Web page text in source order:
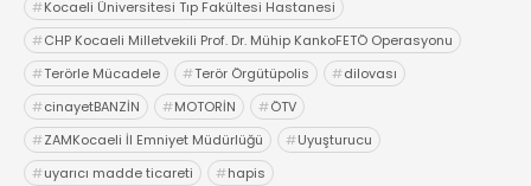
#Kocaeli Üniversitesi Tıp Fakültesi Hastanesi
#CHP Kocaeli Milletvekili Prof. Dr. Mühip KankoFETÖ Operasyonu
#Terörle Mücadele #Terör Örgütüpolis #dilovası
#cinayetBANZİN #MOTORİN #ÖTV
#ZAMKocaeli İl Emniyet Müdürlüğü #Uyuşturucu
#uyarıcı madde ticareti #hapis